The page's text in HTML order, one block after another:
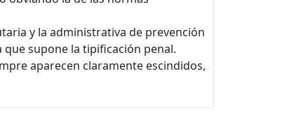
y la administrativa de prevención
supone la tipificación penal.
aparecen claramente escindidos,